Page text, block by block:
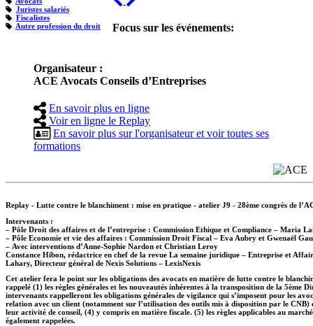
Juristes salariés
Fiscalistes
Autre profession du droit
Organisateur :
ACE Avocats Conseils d’Entreprises
En savoir plus en ligne
Voir en ligne le Replay
En savoir plus sur l'organisateur et voir toutes ses
formations
Replay - Lutte contre le blanchiment : mise en pratique - atelier J9 - 28ème congrès de
Intervenants :
– Pôle Droit des affaires et de l’entreprise : Commission Ethique et Compliance – Maria
– Pôle Economie et vie des affaires : Commission Droit Fiscal – Eva Aubry et Gwenaël
– Avec interventions d’Anne-Sophie Nardon et Christian Leroy
Constance Hibon, rédactrice en chef de la revue La semaine juridique – Entreprise et
Lahary, Directeur général de Nexis Solutions – LexisNexis
Cet atelier fera le point sur les obligations des avocats en matière de lutte contre le
rappelé (1) les règles générales et les nouveautés inhérentes à la transposition de la 5ème
intervenants rappelleront les obligations générales de vigilance qui s’imposent pour les
relation avec un client (notamment sur l’utilisation des outils mis à disposition par le CNB)
leur activité de conseil, (4) y compris en matière fiscale. (5) les règles applicables au
également rappelées.
Focus sur les événements: